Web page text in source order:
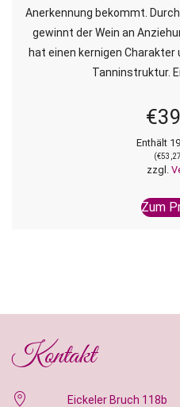
Anerkennung bekommt.
gewinnt der Wein an
hat einen kernigen Charakter
Tanninstruktur.
€
Enthält
(€53,27
zzgl.
Zum
Kontakt
Eickeler Bruch 118b